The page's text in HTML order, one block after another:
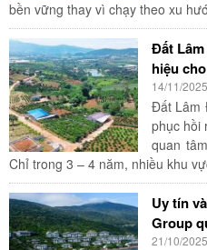
bền vững thay vì chạy theo xu
Đất
hiệu
14/11/2025
Đất Lâm
phục hồi
quan
Chỉ trong 3 – 4 năm, nhiều khu
Uy tín
Group
21/10/2025